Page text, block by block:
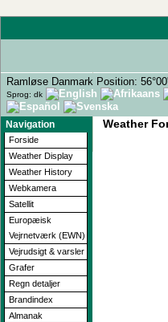
Ramløse Danmark Position:
Sprog: dk
Navigation
Forside
Weather Display
Weather History
Webkamera
Satellit
Europæisk
Vejrnetværk (EWN)
Vejrudsigt & varsler
Grafer
Regn detaljer
Brandindex
Almanak
Weather